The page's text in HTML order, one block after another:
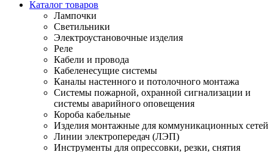
Каталог товаров
Лампочки
Светильники
Электроустановочные изделия
Реле
Кабели и провода
Кабеленесущие системы
Каналы настенного и потолочного монтажа
Системы пожарной, охранной сигнализации и
системы аварийного оповещения
Короба кабельные
Изделия монтажные для коммуникационных сетей
Линии электропередач (ЛЭП)
Инструменты для опрессовки, резки, снятия